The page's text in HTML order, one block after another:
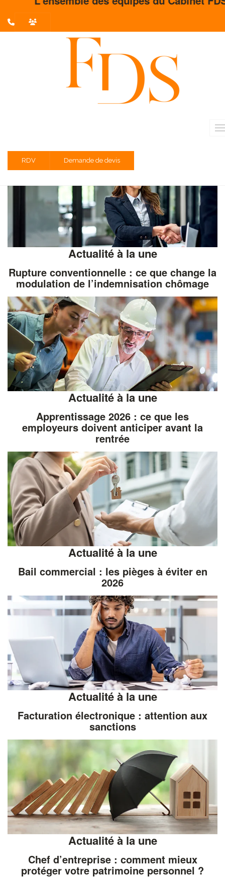
RDV Demande de devis
L'actualité du mois
Liste des évènements au 12/01/2023
Actualité à la une
Rupture conventionnelle : ce que change la
modulation de l’indemnisation chômage
Actualité à la une
Apprentissage 2026 : ce que les
employeurs doivent anticiper avant la
rentrée
Actualité à la une
Bail commercial : les pièges à éviter en
2026
Actualité à la une
Facturation électronique : attention aux
sanctions
Actualité à la une
Chef d’entreprise : comment mieux
protéger votre patrimoine personnel ?